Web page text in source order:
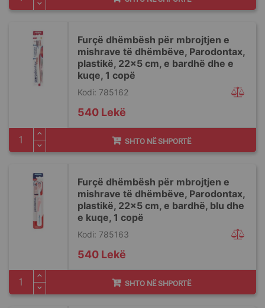
Furçë dhëmbësh për mbrojtjen e
mishrave të dhëmbëve, Parodontax,
plastikë, 22x5 cm, e bardhë dhe e
kuqe, 1 copë
Kodi: 785162
540 Lekë
SHTO NË SHPORTË
Furçë dhëmbësh për mbrojtjen e
mishrave të dhëmbëve, Parodontax,
plastikë, 22x5 cm, e bardhë, blu dhe
e kuqe, 1 copë
Kodi: 785163
540 Lekë
SHTO NË SHPORTË